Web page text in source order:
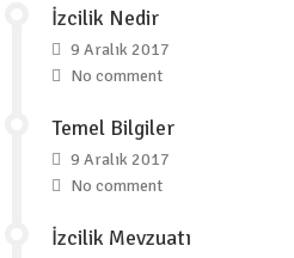
Etkinlik/Genel/Haber
Kahramanlık Kanımızda Var
3 Mayıs 2021
Genel/ Haber
TAŞIMAK”
İzcilik Nedir
9 Aralık 2017
No comment
Temel Bilgiler
9 Aralık 2017
No comment
İzcilik Mevzuatı